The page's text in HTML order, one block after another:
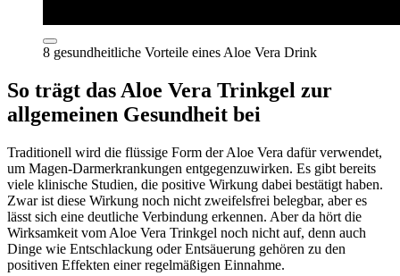
8 gesundheitliche Vorteile eines Aloe Vera Drink
So trägt das Aloe Vera Trinkgel zur
allgemeinen Gesundheit bei
Traditionell wird die flüssige Form der Aloe Vera dafür verwendet,
um Magen-Darmerkrankungen entgegenzuwirken. Es gibt bereits
viele klinische Studien, die positive Wirkung dabei bestätigt haben.
Zwar ist diese Wirkung noch nicht zweifelsfrei belegbar, aber es
lässt sich eine deutliche Verbindung erkennen. Aber da hört die
Wirksamkeit vom Aloe Vera Trinkgel noch nicht auf, denn auch
Dinge wie Entschlackung oder Entsäuerung gehören zu den
positiven Effekten einer regelmäßigen Einnahme.